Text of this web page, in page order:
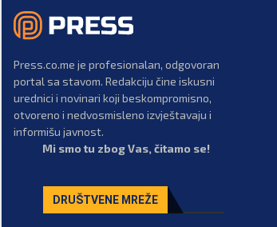
Press.co.me je profesionalan, odgovoran
portal sa stavom. Redakciju čine iskusni
urednici i novinari koji beskompromisno,
otvoreno i nedvosmisleno izvještavaju i
informišu javnost.
Mi smo tu zbog Vas, čitamo se!
DRUŠTVENE MREŽE